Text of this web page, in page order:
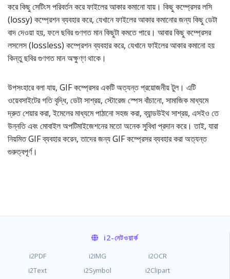
করে কিছু সেটিংস পরিবর্তন করে ফাইলের আকার কমানো যায়। কিছু কম্প্রেসর লসি
(lossy) কম্প্রেশন ব্যবহার করে, যেখানে ফাইলের আকার কমানোর জন্য কিছু ডেটা
বাদ দেওয়া হয়, ফলে ছবির গুণগত মান কিছুটা কমতে পারে। আবার কিছু কম্প্রেসর
লসলেস (lossless) কম্প্রেশন ব্যবহার করে, যেখানে ফাইলের আকার কমানো হয়
কিন্তু ছবির গুণগত মান অক্ষুণ্ণ থাকে।
উপসংহারে বলা যায়, GIF কম্প্রেসর একটি অত্যন্ত প্রয়োজনীয় টুল। এটি
ওয়েবসাইটের গতি বৃদ্ধি, ডেটা সাশ্রয়, স্টোরেজ স্পেস বাঁচানো, সামাজিক মাধ্যমে
দ্রুত শেয়ার করা, ইমেলের মাধ্যমে পাঠানো সহজ করা, ব্যান্ডউইথ সাশ্রয়, এসইও তে
উন্নতি এবং মোবাইল অপটিমাইজেশনের মতো অনেক সুবিধা প্রদান করে। তাই, যারা
নিয়মিত GIF ব্যবহার করেন, তাদের জন্য GIF কম্প্রেসর ব্যবহার করা অত্যন্ত
গুরুত্বপূর্ণ।
i2-নেটওয়ার্ক
i2PDF i2IMG
i2OCR
i2Text
i2Symbol i2Clipart